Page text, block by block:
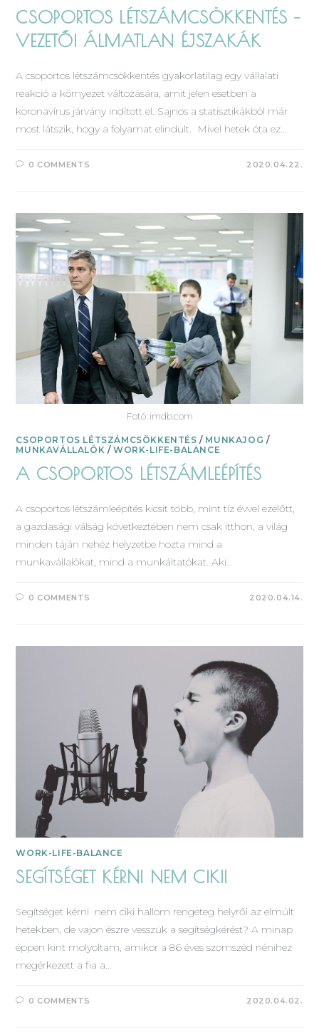
CSOPORTOS LÉTSZÁMCSÖKKENTÉS –
VEZETŐI ÁLMATLAN ÉJSZAKÁK
A csoportos létszámcsökkentés gyakorlatilag egy vállalati
reakció a környezet változására, amit jelen esetben a
koronavírus járvány indított el. Sajnos a statisztikákból már
most látszik, hogy a folyamat elindult. Mivel hetek óta ez…
0 COMMENTS 2020.04.22.
Fotó: imdb.com
CSOPORTOS LÉTSZÁMCSÖKKENTÉS / MUNKAJOG /
MUNKAVÁLLALÓK /WORK-LIFE-BALANCE
A CSOPORTOS LÉTSZÁMLEÉPÍTÉS
A csoportos létszámleépítés kicsit több, mint tíz évvel ezelőtt,
a gazdasági válság következtében nem csak itthon, a világ
minden táján nehéz helyzetbe hozta mind a
munkavállalókat, mind a munkáltatókat. Aki…
0 COMMENTS 2020.04.14.
WORK-LIFE-BALANCE
SEGÍTSÉGET KÉRNI NEM CIKI!
Segítséget kérni nem ciki hallom rengeteg helyről az elmúlt
hetekben, de vajon észre vesszük a segítségkérést? A minap
éppen kint molyoltam, amikor a 86 éves szomszéd nénihez
megérkezett a fia a…
0 COMMENTS 2020.04.02.